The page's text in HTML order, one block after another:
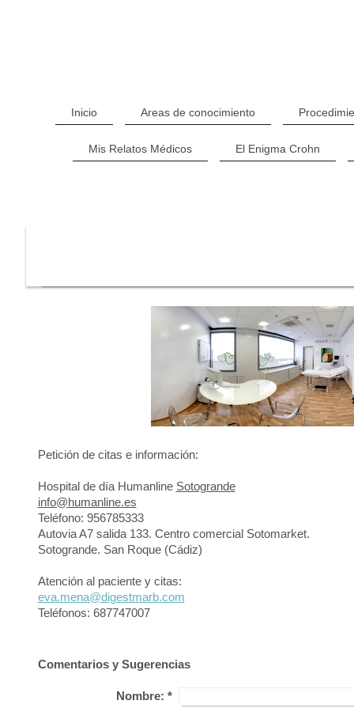
Inicio Areas de conocimiento
Mis Relatos Médicos El Enigma Crohn
Petición de citas e información:
Hospital de día Humanline Sotogrande
info@humanline.es
Teléfono: 956785333
Autovia A7 salida 133. Centro comercial Sotomarket.
Sotogrande. San Roque (Cádiz)
Atención al paciente y citas:
eva.mena@digestmarb.com
Teléfonos: 687747007
Comentarios y Sugerencias
Nombre: *